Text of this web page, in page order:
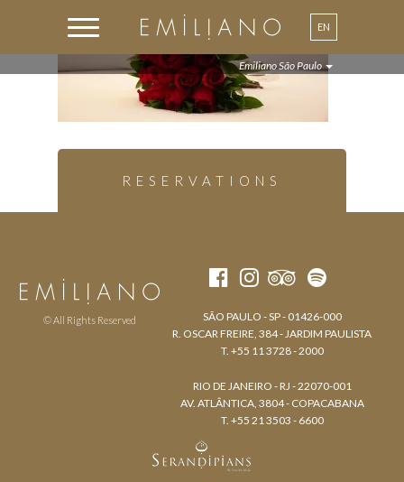
EN
PT
Emiliano São Paulo
RESERVATIONS
© All Rights Reserved
SÃO PAULO - SP - 01426-000
R. OSCAR FREIRE, 384 - JARDIM PAULISTA
T. +55 11 3728 - 2000
RIO DE JANEIRO - RJ - 22070-001
AV. ATLÂNTICA, 3804 - COPACABANA
T. +55 21 3503 - 6600